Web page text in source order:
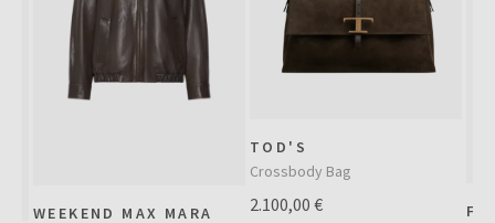
WEEKEND MAX MARA
TOD'S
Crossbody Bag
2.100,00 €